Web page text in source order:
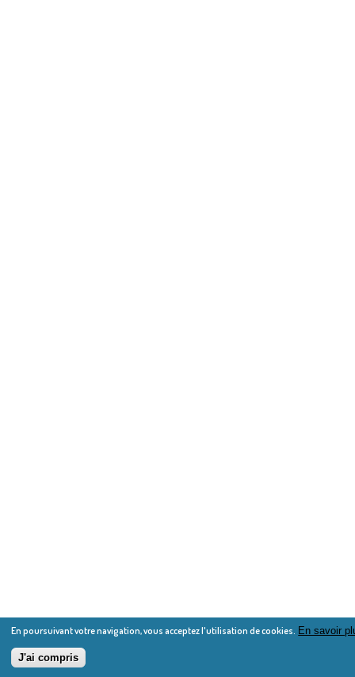
En poursuivant votre navigation, vous acceptez l'utilisation de cookies. En savoir
J'ai compris